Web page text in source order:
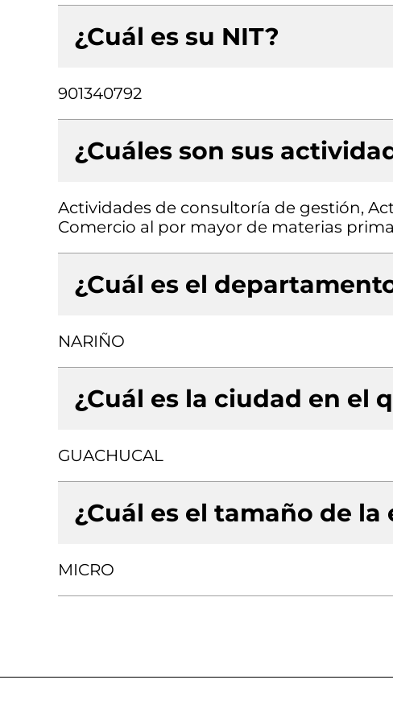
¿Cuál es su NIT?
901340792
¿Cuáles son sus
Actividades de consultoría de gestión,
Comercio al por mayor de materias
¿Cuál es el
NARIÑO
¿Cuál es la ciudad en el
GUACHUCAL
¿Cuál es el tamaño de la
MICRO